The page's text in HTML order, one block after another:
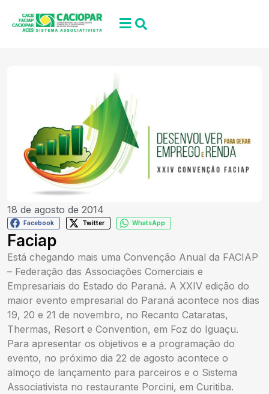
18 de agosto de 2014
Facebook Twitter WhatsApp
Faciap
Está chegando mais uma Convenção Anual da FACIAP
– Federação das Associações Comerciais e
Empresariais do Estado do Paraná. A XXIV edição do
maior evento empresarial do Paraná acontece nos dias
19, 20 e 21 de novembro, no Recanto Cataratas,
Thermas, Resort e Convention, em Foz do Iguaçu.
Para apresentar os objetivos e a programação do
evento, no próximo dia 22 de agosto acontece o
almoço de lançamento para parceiros e o Sistema
Associativista no restaurante Porcini, em Curitiba.